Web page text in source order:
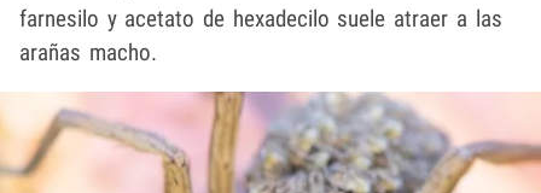
farnesilo y acetato de hexadecilo suele atraer a las
arañas macho.